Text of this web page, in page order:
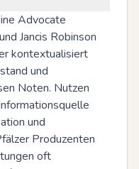
Advocate
Jancis Robinson
kontextualisiert
und
Noten. Nutzen
und
Produzenten
oft